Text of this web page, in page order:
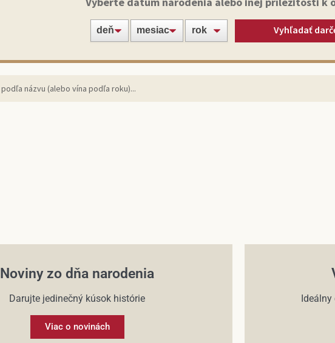
Historické noviny
Prekvapte svojich blízkych alebo známych
Vyhľadať
Noviny zo dňa narodenia
Darujte jedinečný kúsok histórie
Viac o novinách
Ideálny